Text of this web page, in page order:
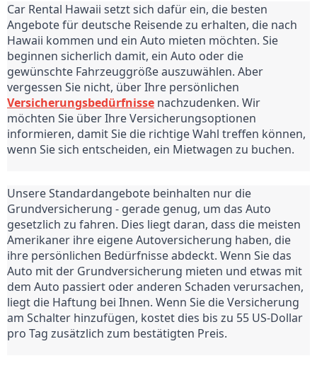
Car Rental Hawaii setzt sich dafür ein, die besten
Angebote für deutsche Reisende zu erhalten, die nach
Hawaii kommen und ein Auto mieten möchten. Sie
beginnen sicherlich damit, ein Auto oder die
gewünschte Fahrzeuggröße auszuwählen. Aber
Versicherungsbedürfnisse nachzudenken. Wir
möchten Sie über Ihre Versicherungsoptionen
informieren, damit Sie die richtige Wahl treffen können,
wenn Sie sich entscheiden, ein Mietwagen zu buchen.
Unsere Standardangebote beinhalten nur die
Grundversicherung - gerade genug, um das Auto
gesetzlich zu fahren. Dies liegt daran, dass die meisten
Amerikaner ihre eigene Autoversicherung haben, die
ihre persönlichen Bedürfnisse abdeckt. Wenn Sie das
Auto mit der Grundversicherung mieten und etwas mit
dem Auto passiert oder anderen Schaden verursachen,
liegt die Haftung bei Ihnen. Wenn Sie die Versicherung
am Schalter hinzufügen, kostet dies bis zu 55 US-Dollar
pro Tag zusätzlich zum bestätigten Preis.